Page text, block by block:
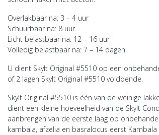
Overlakbaar na: 3 – 4 uur
Schuurbaar na: 8 uur
Licht belastbaar na: 12 – 16 uur
Volledig belastbaar na: 7 – 14 dagen
U dient Skylt Original #5510 op een
of 2 lagen Skylt Original #5510 voldoende.
Skylt Original #5510 is één van de weinige
dient een kleine hoeveelheid van de Skylt
aanbrengen van de eerste laag op
kambala, afzelia en basralocus eerst